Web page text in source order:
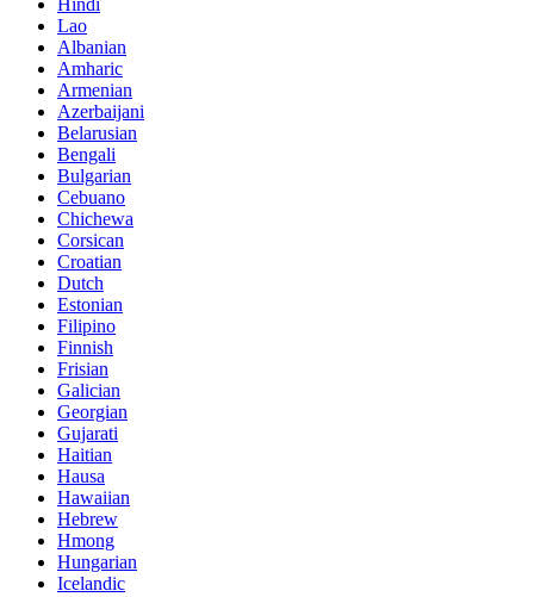
Hindi
Lao
Albanian
Amharic
Armenian
Azerbaijani
Belarusian
Bengali
Bulgarian
Cebuano
Chichewa
Corsican
Croatian
Dutch
Estonian
Filipino
Finnish
Frisian
Galician
Georgian
Gujarati
Haitian
Hausa
Hawaiian
Hebrew
Hmong
Hungarian
Icelandic